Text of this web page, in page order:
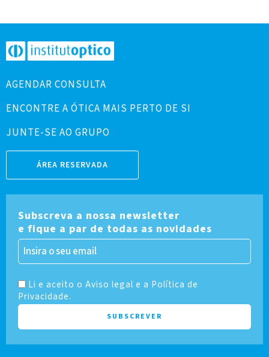
AGENDAR CONSULTA
ENCONTRE A ÓTICA MAIS PERTO DE SI
JUNTE-SE AO GRUPO
ÁREA RESERVADA
Subscreva a nossa newsletter
e fique a par de todas as novidades
Li e aceito o Aviso legal e a Política de
Privacidade.